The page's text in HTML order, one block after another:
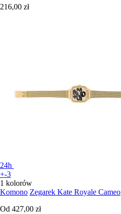
216,00 zł
24h
+-3
1 kolorów
Komono Zegarek Kate Royale Cameo
Od 427,00 zł